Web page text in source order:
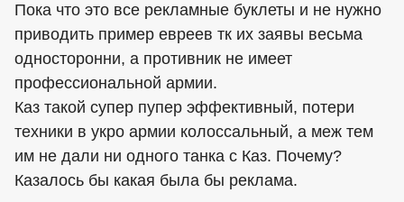
Пока что это все рекламные буклеты и не нужно
приводить пример евреев тк их заявы весьма
односторонни, а противник не имеет
профессиональной армии.
Каз такой супер пупер эффективный, потери
техники в укро армии колоссальный, а меж тем
им не дали ни одного танка с Каз. Почему?
Казалось бы какая была бы реклама.